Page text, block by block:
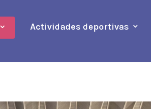
Actividades deportivas